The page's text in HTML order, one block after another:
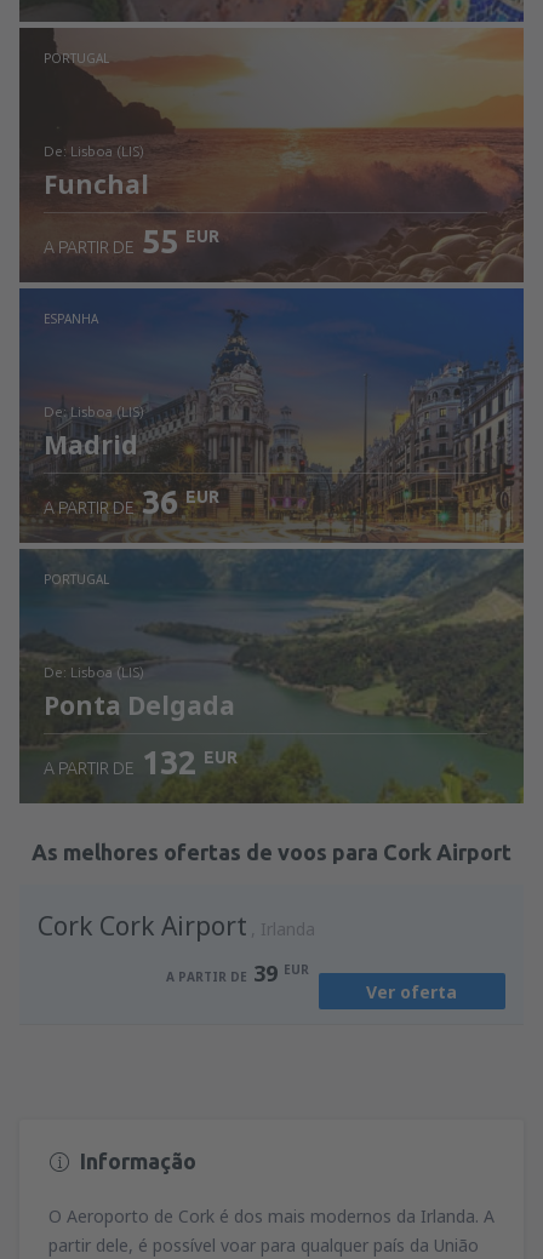
Ver detalhes
PORTUGAL
de: Lisboa (LIS)
Funchal
Ver detalhes
A PARTIR DE 55 EUR
ESPANHA
de: Lisboa (LIS)
Madrid
Ver detalhes
A PARTIR DE 36 EUR
PORTUGAL
de: Lisboa (LIS)
Ponta Delgada
Ver detalhes
A PARTIR DE 132 EUR
As melhores ofertas de voos para Cork Airport
Cork Cork Airport Irlanda
A PARTIR DE 39 EUR
Ver oferta
Informação
O Aeroporto de Cork é dos mais modernos da Irlanda. A
partir dele, é possível voar para qualquer país da União